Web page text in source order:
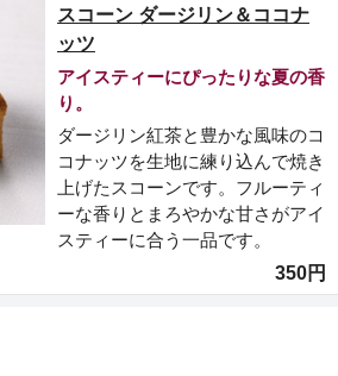
スコーン ダージリン＆ココナ
ッツ
アイスティーにぴったりな夏の香
り。
ダージリン紅茶と豊かな風味のコ
コナッツを生地に練り込んで焼き
上げたスコーンです。フルーティ
ーな香りとまろやかな甘さがアイ
スティーに合う一品です。
350円